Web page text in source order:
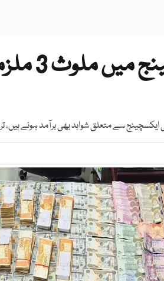
غیر
ایکسچینج سے متعلق شواہد بھی برآمد ہوئے